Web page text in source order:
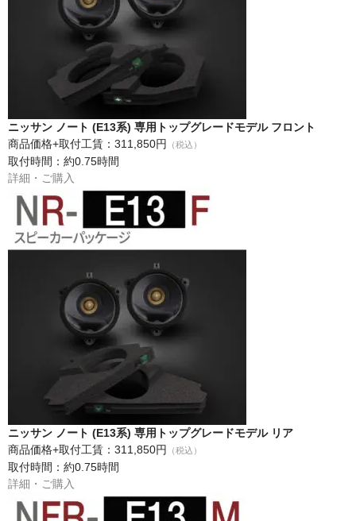
ニッサン ノート (E13系) 専用トップグレードモデル フロント
商品価格+取付工賃：311,850円
（税込）
取付時間：約0.75時間
詳細・ご購入
ニッサン ノート (E13系) 専用トップグレードモデル リア
商品価格+取付工賃：311,850円
（税込）
取付時間：約0.75時間
詳細・ご購入